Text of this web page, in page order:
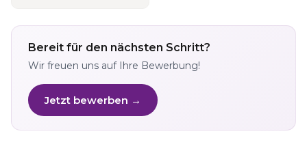
Bereit für den nächsten Schritt?
Wir freuen uns auf Ihre Bewerbung!
Jetzt bewerben →